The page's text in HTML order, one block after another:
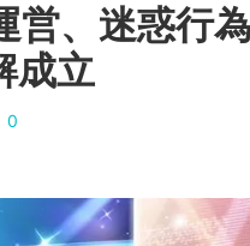
営、迷惑行
成立
0